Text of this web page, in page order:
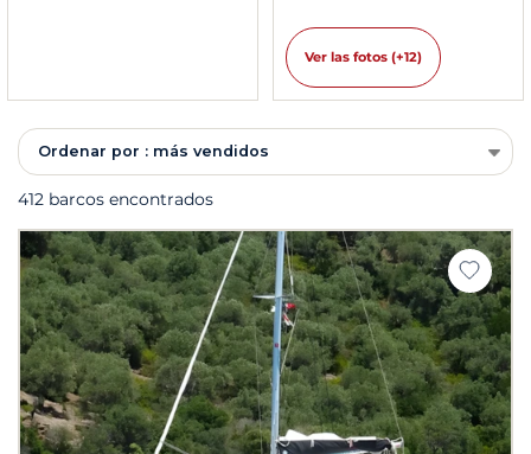
Ver las fotos (+12)
Ordenar por : más vendidos
412 barcos encontrados